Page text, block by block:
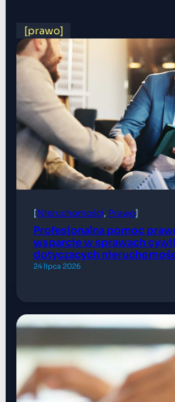
[prawo]
[Nieruchomości, Prawo]
Profesjonalna pomoc
wsparcie w sprawach
dotyczących
24 lipca 2026